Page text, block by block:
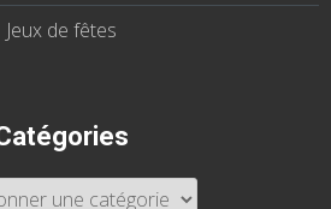
Jeux de fêtes